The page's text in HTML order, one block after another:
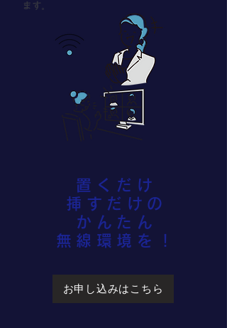
ます。
置くだけ
挿すだけの
かんたん
無線環境を！
お申し込みはこちら